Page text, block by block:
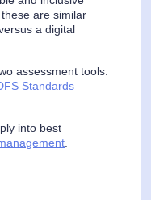
are similar
a digital
assessment tools:
Standards
into best
.